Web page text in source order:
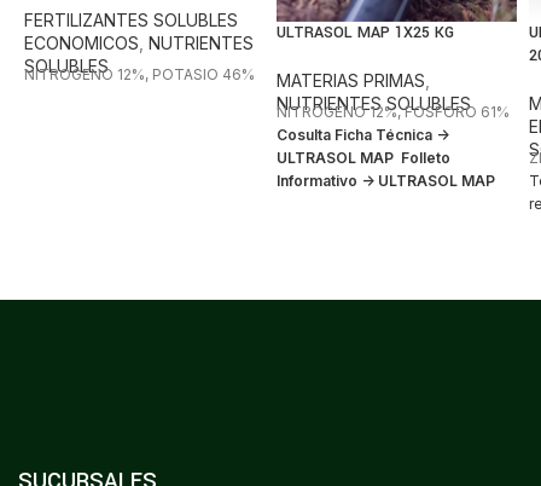
FERTILIZANTES SOLUBLES
ECONOMICOS NUTRIENTES
SOLUBLES
NITROGENO 12%, POTASIO 46%
ULTRASOL MAP 1X25 KG
MATERIAS PRIMAS
NUTRIENTES SOLUBLES
NITROGENO 12%, FOSFORO 61%
Cosulta Ficha Técnica ->
ULTRASOL MAP Folleto
Informativo -> ULTRASOL MAP